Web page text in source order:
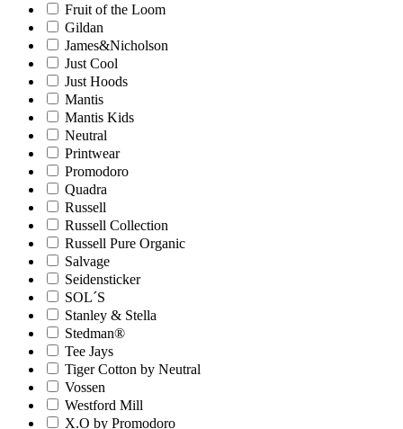
Fruit of the Loom
Gildan
James&Nicholson
Just Cool
Just Hoods
Mantis
Mantis Kids
Neutral
Printwear
Promodoro
Quadra
Russell
Russell Collection
Russell Pure Organic
Salvage
Seidensticker
SOL´S
Stanley & Stella
Stedman®
Tee Jays
Tiger Cotton by Neutral
Vossen
Westford Mill
X.O by Promodoro